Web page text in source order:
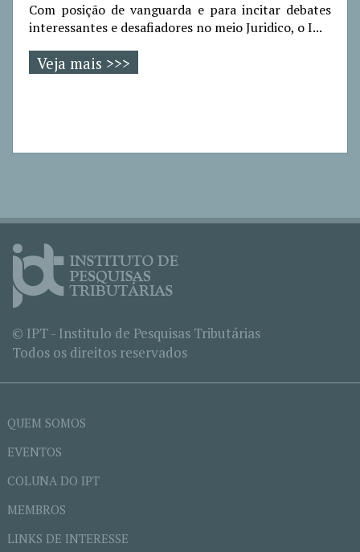
Com posição de vanguarda e para incitar debates
interessantes e desafiadores no meio Juridico, o I...
Veja mais >>>
© IPT - Institulo de Pesquisas Tributárias
Todos os direitos reservados
QUEM SOMOS
EVENTOS
COLUNA DO IPT
MEMBROS
LINKS DE INTERESSE